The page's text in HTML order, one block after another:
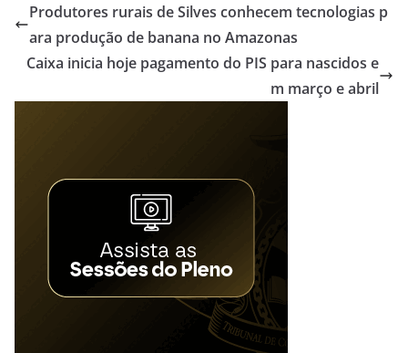
Produtores rurais de Silves conhecem tecnologias p
ara produção de banana no Amazonas
Caixa inicia hoje pagamento do PIS para nascidos e
m março e abril